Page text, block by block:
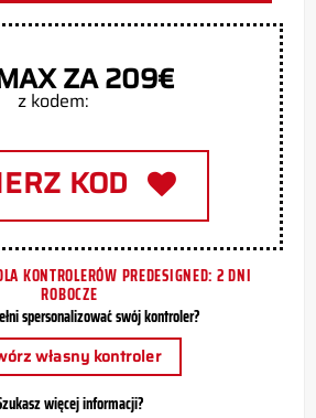
ZA 209€
z kodem:
KOD
KONTROLERÓW PREDESIGNED: 2 DNI
ROBOCZE
spersonalizować swój kontroler?
własny kontroler
więcej informacji?